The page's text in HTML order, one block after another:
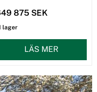
875 SEK
I lager
LÄS MER